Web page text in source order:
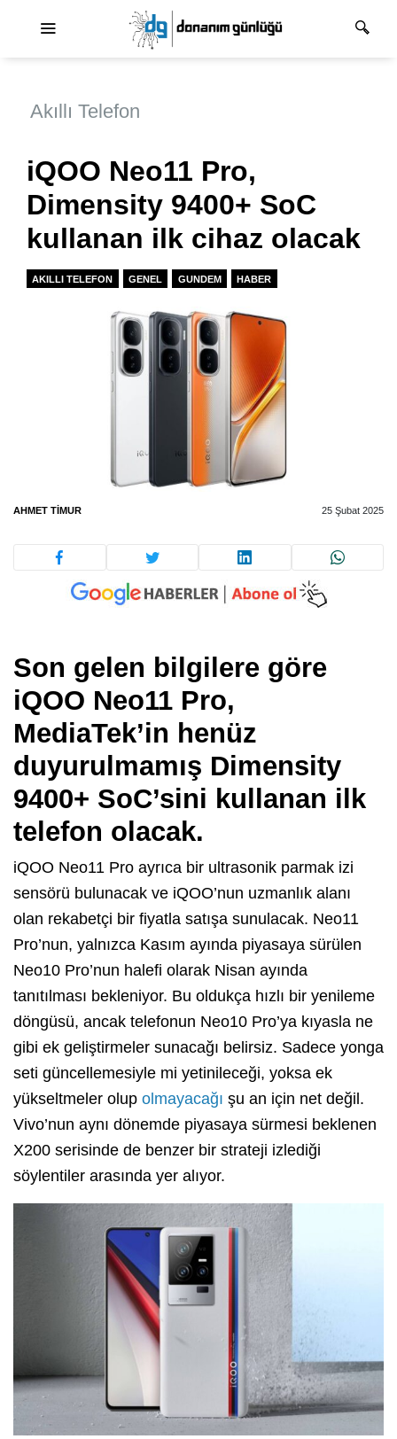
Akıllı Telefon
iQOO Neo11 Pro,
Dimensity 9400+ SoC
kullanan ilk cihaz olacak
AKILLI TELEFON GENEL GUNDEM HABER
AHMET TIMUR 25 Şubat 2025
Son gelen bilgilere göre
iQOO Neo11 Pro,
MediaTek’in henüz
duyurulmamış Dimensity
9400+ SoC’sini kullanan ilk
telefon olacak.
iQOO Neo11 Pro ayrıca bir ultrasonik parmak izi
sensörü bulunacak ve iQOO’nun uzmanlık alanı
olan rekabetçi bir fiyatla satışa sunulacak. Neo11
Pro’nun, yalnızca Kasım ayında piyasaya sürülen
Neo10 Pro’nun halefi olarak Nisan ayında
tanıtılması bekleniyor. Bu oldukça hızlı bir yenileme
döngüsü, ancak telefonun Neo10 Pro’ya kıyasla ne
gibi ek geliştirmeler sunacağı belirsiz. Sadece yonga
seti güncellemesiyle mi yetinileceği, yoksa ek
yükseltmeler olup olmayacağı şu an için net değil.
Vivo’nun aynı dönemde piyasaya sürmesi beklenen
X200 serisinde de benzer bir strateji izlediği
söylentiler arasında yer alıyor.